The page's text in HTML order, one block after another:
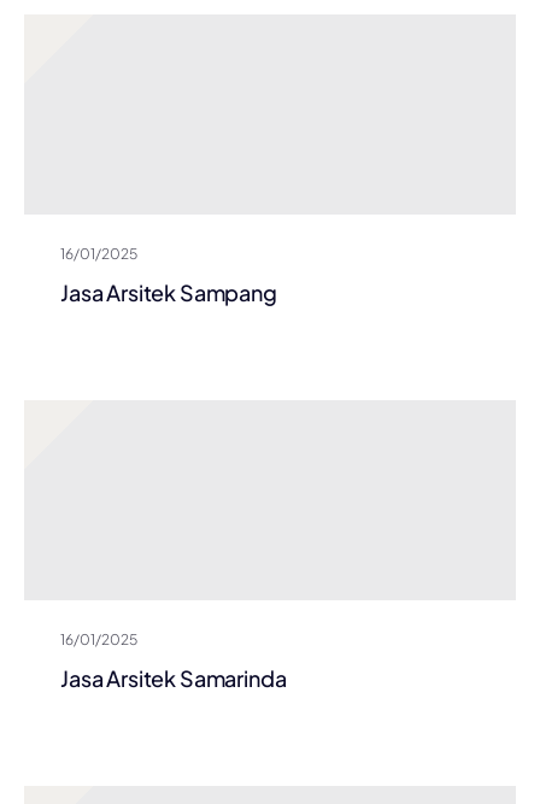
16/01/2025
Jasa Arsitek Sampang
16/01/2025
Jasa Arsitek Samarinda